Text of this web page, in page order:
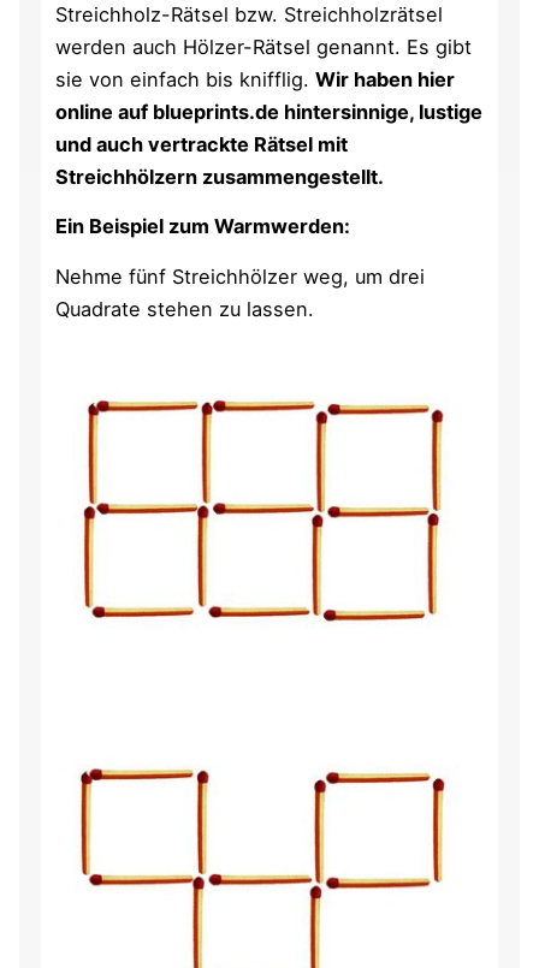
Streichholz-Rätsel bzw. Streichholzrätsel
werden auch Hölzer-Rätsel genannt. Es gibt
sie von einfach bis knifflig.Wir haben hier
online auf blueprints.de hintersinnige, lustige
und auch vertrackte Rätsel mit
Streichhölzern zusammengestellt.
Ein Beispiel zum Warmwerden:
Nehme fünf Streichhölzer weg, um drei
Quadrate stehen zu lassen.